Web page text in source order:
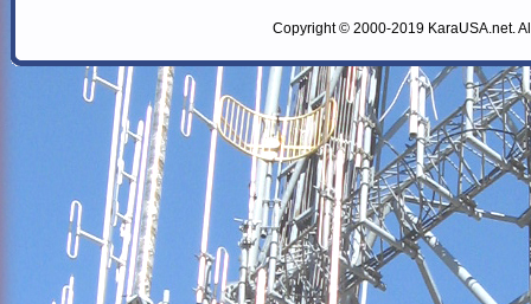
Copyright © 2000-2019 KaraUSA.net.